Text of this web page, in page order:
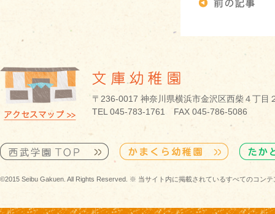
〒236-0017 神奈川県横浜市金沢区西柴４丁
TEL 045-783-1761 FAX 045-786-5086
©2015 Seibu Gakuen. All Rights Reserved. ※ 当サイト内に掲載されているすべてのコン